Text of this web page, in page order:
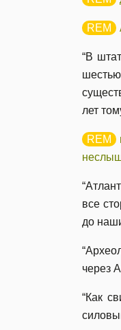
“В
шестью
лет
все
до
через
“Как